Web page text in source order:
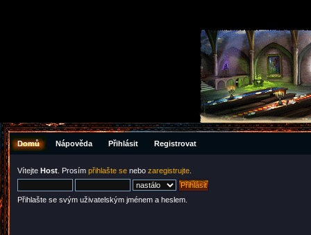
Domů Nápověda Přihlásit Registrovat
Vítejte Host . Prosím přihlašte se nebo zaregistrujte
Přihlašte se svým uživatelským jménem a heslem.